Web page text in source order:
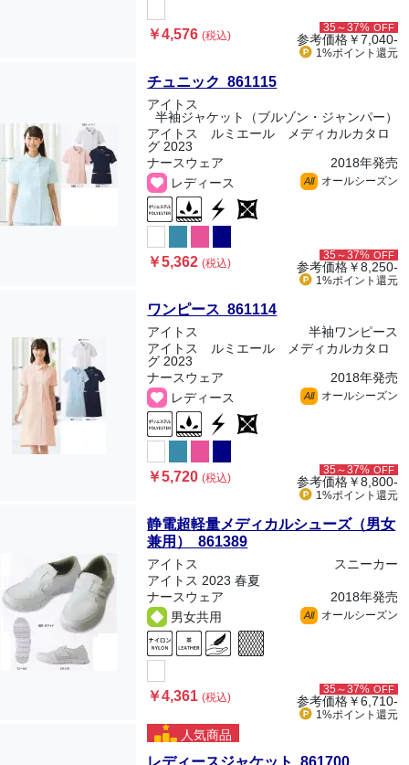
￥4,576(税込)
35～37% OFF
参考価格￥7,040-
1%ポイント 還元
チュニック 861115
アイトス
半袖ジャケット（ブルゾン・ジャンパー）
アイトス ルミエール メディカルカタロ
グ 2023
ナースウェア
2018年発売
レディース
All オールシーズン
￥5,362(税込)
35～37% OFF
参考価格￥8,250-
1%ポイント 還元
ワンピース 861114
アイトス
半袖ワンピース
アイトス ルミエール メディカルカタロ
グ 2023
ナースウェア
2018年発売
レディース
All オールシーズン
￥5,720(税込)
35～37% OFF
参考価格￥8,800-
1%ポイント 還元
静電超軽量メディカルシューズ（男女
兼用） 861389
アイトス
スニーカー
アイトス 2023 春夏
ナースウェア
2018年発売
男女共用
All オールシーズン
￥4,361(税込)
35～37% OFF
参考価格￥6,710-
1%ポイント 還元
人気商品